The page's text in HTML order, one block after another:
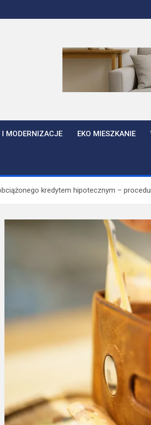
I MODERNIZACJE EKO MIESZKANIE
kredytem hipotecznym –